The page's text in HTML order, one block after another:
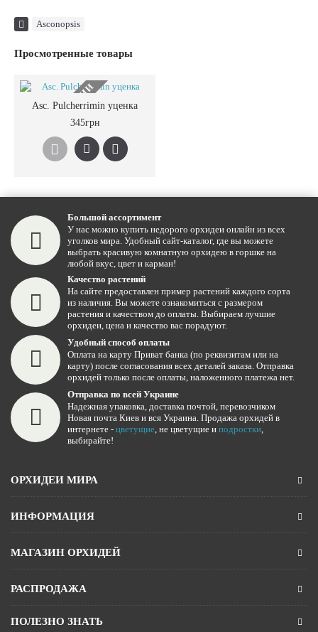
Asconopsis
Просмотренные товары
НЕТ В НАЛИЧИИ
Asc. Pulcherrimin уценка
345грн
Большой ассортимент
У нас можно купить недорого орхидеи онлайн из всех
уголков мира. Удобный сайт-каталог, где вы можете
выбрать красивую комнатную орхидею в горшке на
любой вкус, цвет и карман!
Качество растений
На сайте предоставлен пример растений каждого сорта
из наличия. Вы можете ознакомиться с размером
растения и качеством до оплаты. Выбираем лучшие
орхидеи, цена и качество вас порадуют.
Удобный способ оплаты
Оплата на карту Приват банка (по реквизитам или на
карту) после согласования всех деталей заказа. Отправка
орхидей только после оплаты, наложенного платежа нет.
Отправка по всей Украине
Надежная упаковка, доставка почтой, перевозчиком
Новая почта Киев и вся Украина. Продажа орхидей в
интернете - цветущие, не цветущие и подростки,
выбирайте!
ОРХИДЕИ МИРА
ИНФОРМАЦИЯ
МАГАЗИН ОРХИДЕЙ
РАСПРОДАЖА
ПОЛЕЗНО ЗНАТЬ